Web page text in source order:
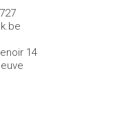
14